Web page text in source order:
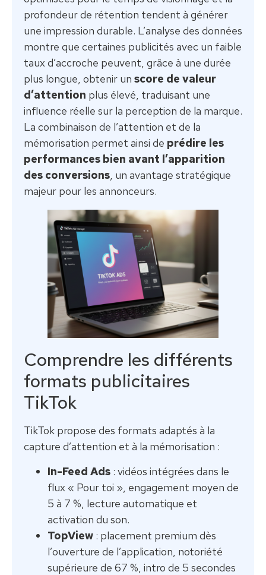
profondeur de rétention tendent à générer
une impression durable. L’analyse des données
montre que certaines publicités avec un faible
taux d’accroche peuvent, grâce à une durée
plus longue, obtenir un score de valeur
d’attention plus élevé, traduisant une
influence réelle sur la perception de la marque.
La combinaison de l’attention et de la
mémorisation permet ainsi de prédire les
performances bien avant l’apparition
des conversions, un avantage stratégique
majeur pour les annonceurs.
Comprendre les différents
formats publicitaires
TikTok
TikTok propose des formats adaptés à la
capture d’attention et à la mémorisation :
In-Feed Ads : vidéos intégrées dans le
flux « Pour toi », engagement moyen de
5 à 7 %, lecture automatique et
activation du son.
TopView : placement premium dès
l’ouverture de l’application, notoriété
supérieure de 67 %, intro de 5 secondes